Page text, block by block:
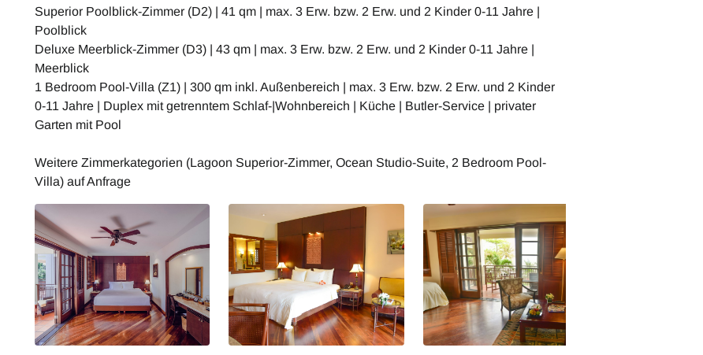
Superior Poolblick-Zimmer (D2) | 41 qm | max. 3 Erw. bzw. 2 Erw. und 2 Kinder 0-11 Jahre |
Poolblick
Deluxe Meerblick-Zimmer (D3) | 43 qm | max. 3 Erw. bzw. 2 Erw. und 2 Kinder 0-11 Jahre |
Meerblick
1 Bedroom Pool-Villa (Z1) | 300 qm inkl. Außenbereich | max. 3 Erw. bzw. 2 Erw. und 2 Kinder
0-11 Jahre | Duplex mit getrenntem Schlaf-|Wohnbereich | Küche | Butler-Service | privater
Garten mit Pool
Weitere Zimmerkategorien (Lagoon Superior-Zimmer, Ocean Studio-Suite, 2 Bedroom Pool-
Villa) auf Anfrage